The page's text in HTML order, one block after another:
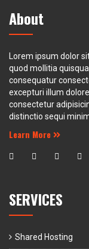
About
Lorem ipsum dolor
quod mollitia
consequatur
excepturi illum
consectetur
distinctio sequi
Learn More
SERVICES
Shared Hosting